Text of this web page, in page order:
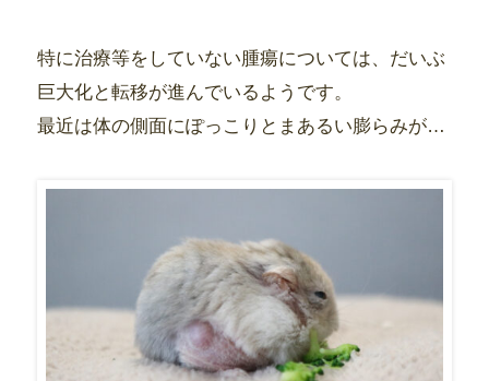
特に治療等をしていない腫瘍については、だいぶ
巨大化と転移が進んでいるようです。
最近は体の側面にぽっこりとまあるい膨らみが…